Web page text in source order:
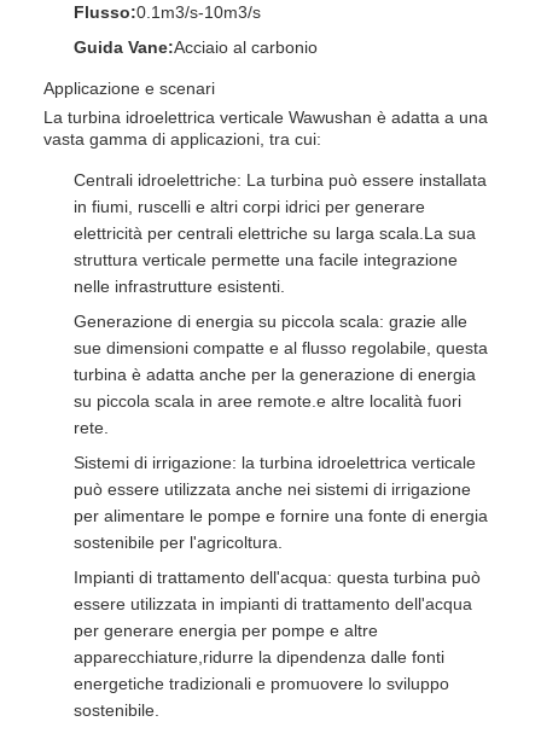
Flusso:0.1m3/s-10m3/s
Guida Vane:Acciaio al carbonio
Applicazione e scenari
La turbina idroelettrica verticale Wawushan è adatta a una
vasta gamma di applicazioni, tra cui:
Centrali idroelettriche: La turbina può essere installata
in fiumi, ruscelli e altri corpi idrici per generare
elettricità per centrali elettriche su larga scala.La sua
struttura verticale permette una facile integrazione
nelle infrastrutture esistenti.
Generazione di energia su piccola scala: grazie alle
sue dimensioni compatte e al flusso regolabile, questa
turbina è adatta anche per la generazione di energia
su piccola scala in aree remote.e altre località fuori
rete.
Sistemi di irrigazione: la turbina idroelettrica verticale
può essere utilizzata anche nei sistemi di irrigazione
per alimentare le pompe e fornire una fonte di energia
sostenibile per l'agricoltura.
Impianti di trattamento dell'acqua: questa turbina può
essere utilizzata in impianti di trattamento dell'acqua
per generare energia per pompe e altre
apparecchiature,ridurre la dipendenza dalle fonti
energetiche tradizionali e promuovere lo sviluppo
sostenibile.